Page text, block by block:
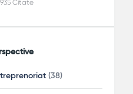
935 Citate
(38)